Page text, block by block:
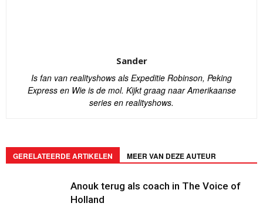
Sander
Is fan van realityshows als Expeditie Robinson, Peking
Express en Wie is de mol. Kijkt graag naar Amerikaanse
series en realityshows.
GERELATEERDE ARTIKELEN MEER VAN DEZE AUTEUR
Anouk terug als coach in The Voice of
Holland